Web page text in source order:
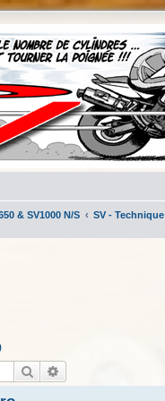
& SV1000 N/S SV - Technique
Rechercher